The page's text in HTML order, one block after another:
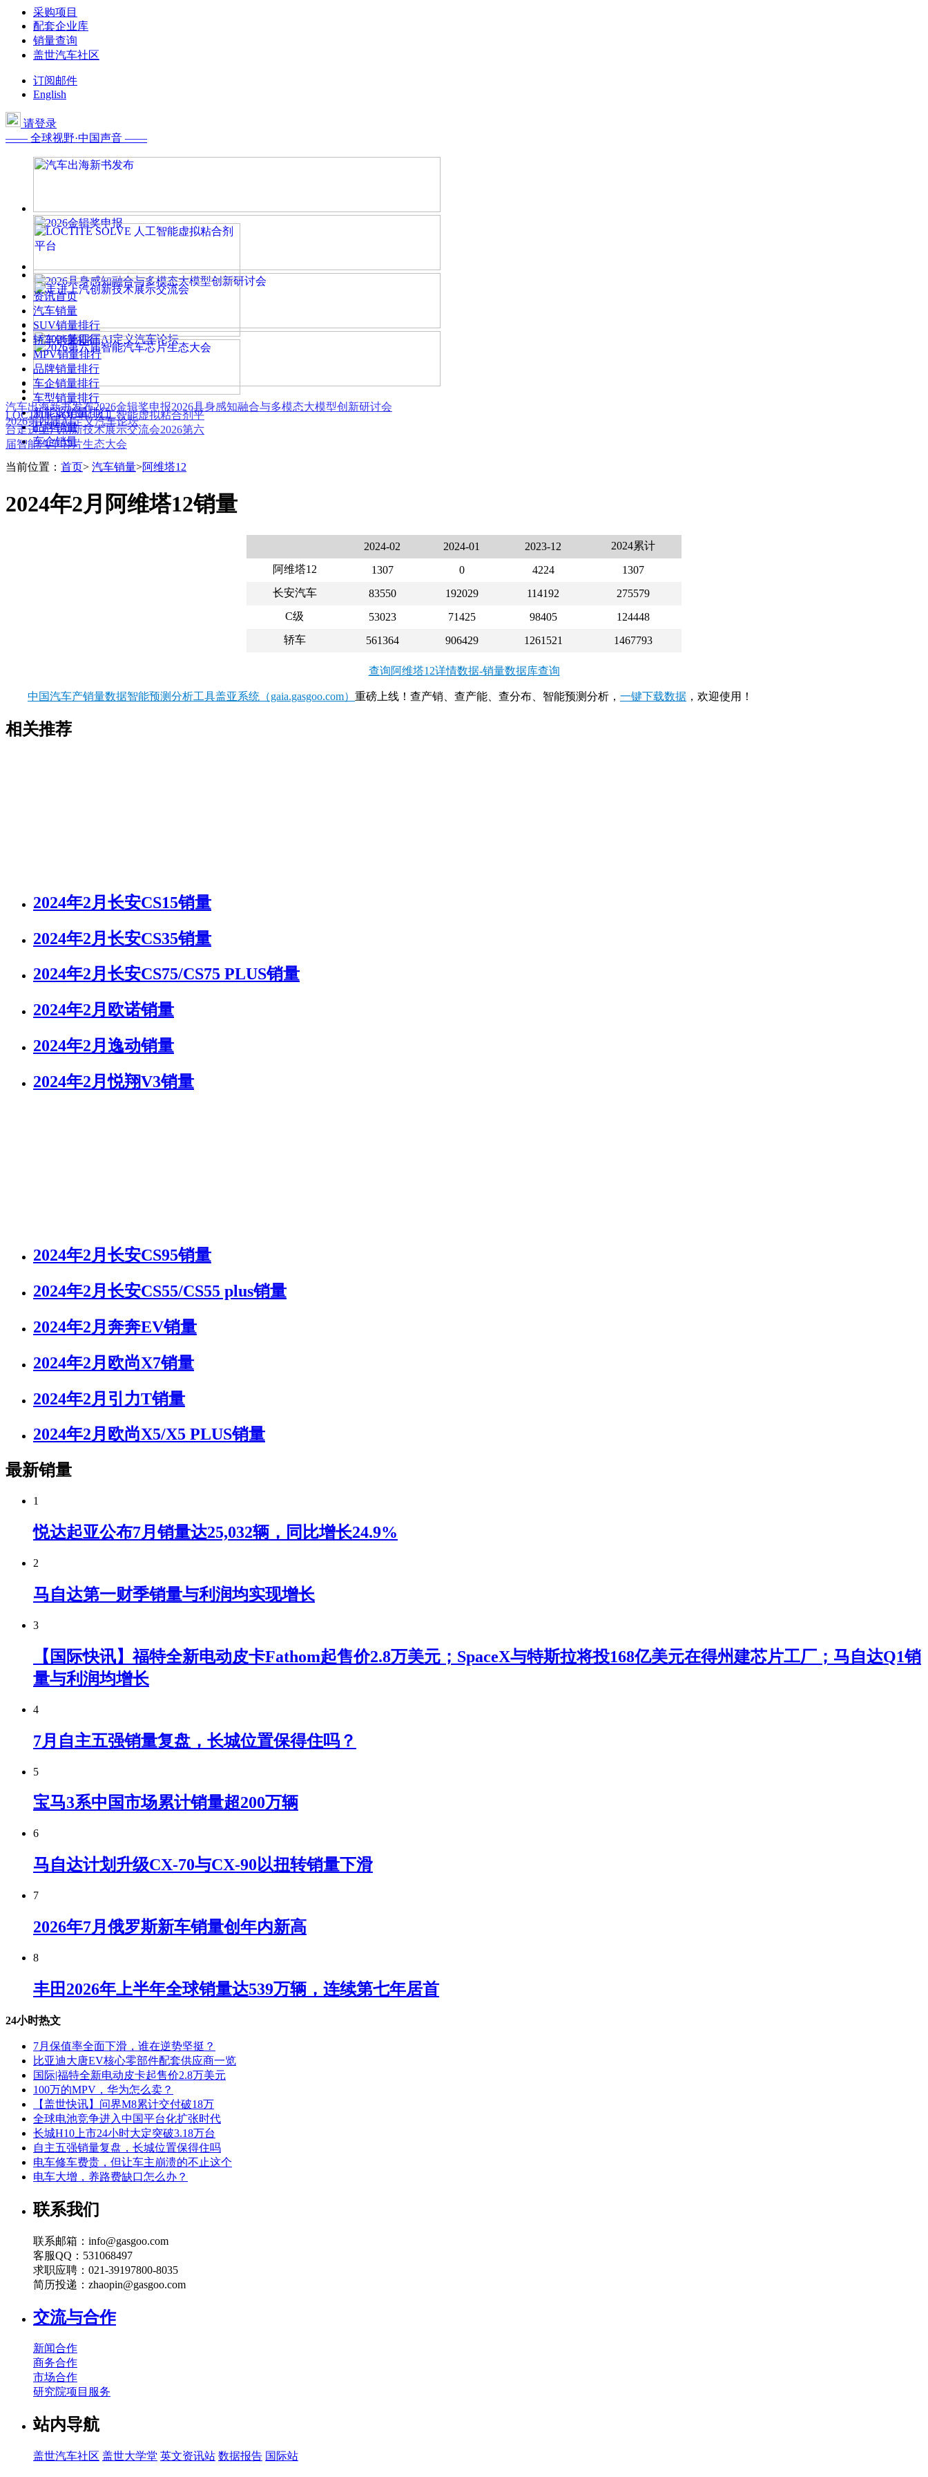
采购项目
配套企业库
销量查询
盖世汽车社区
订阅邮件
English
请登录
—— 全球视野·中国声音 ——
汽车出海新书发布2026金辑奖申报2026具身感知融合与多模态大模型创新研讨会
2026第四届AI定义汽车论坛
LOCTITE SOLVE 人工智能虚拟粘合剂平
台走进上汽创新技术展示交流会2026第六
届智能汽车芯片生态大会
资讯首页
汽车销量
SUV销量排行
轿车销量排行
MPV销量排行
品牌销量排行
车企销量排行
车型销量排行
新能源销量排行
品牌销量
车企销量
当前位置： 首页> 汽车销量>阿维塔12
2024年2月阿维塔12销量
2024-02 2024-01 2023-12
2024累计
阿维塔12
1307 0 4224
1307
长安汽车
83550 192029 114192
275579
C级
53023 71425 98405
124448
轿车
561364 906429 1261521 1467793
查询阿维塔12详情数据-销量数据库查询
中国汽车产销量数据智能预测分析工具盖亚系统（gaia.gasgoo.com） 重磅上线！查产销、查产能、查分布、智能预测分析， 一键下载数据 ，欢迎使用！
相关推荐
2024年2月长安CS15销量
2024年2月长安CS35销量
2024年2月长安CS75/CS75 PLUS销量
2024年2月欧诺销量
2024年2月逸动销量
2024年2月悦翔V3销量
2024年2月长安CS95销量
2024年2月长安CS55/CS55 plus销量
2024年2月奔奔EV销量
2024年2月欧尚X7销量
2024年2月引力T销量
2024年2月欧尚X5/X5 PLUS销量
最新销量
1
悦达起亚公布7月销量达25,032辆，同比增长24.9%
2
马自达第一财季销量与利润均实现增长
3
【国际快讯】福特全新电动皮卡Fathom起售价2.8万美元；SpaceX与特斯拉将投168亿美元在得州建芯片工厂；马自达Q1销
量与利润均增长
4
7月自主五强销量复盘，长城位置保得住吗？
5
宝马3系中国市场累计销量超200万辆
6
马自达计划升级CX-70与CX-90以扭转销量下滑
7
2026年7月俄罗斯新车销量创年内新高
8
丰田2026年上半年全球销量达539万辆，连续第七年居首
24小时热文
7月保值率全面下滑，谁在逆势坚挺？
比亚迪大唐EV核心零部件配套供应商一览
国际|福特全新电动皮卡起售价2.8万美元
100万的MPV，华为怎么卖？
【盖世快讯】问界M8累计交付破18万
全球电池竞争进入中国平台化扩张时代
长城H10上市24小时大定突破3.18万台
自主五强销量复盘，长城位置保得住吗
电车修车费贵，但让车主崩溃的不止这个
电车大增，养路费缺口怎么办？
联系我们
联系邮箱：info@gasgoo.com
客服QQ：531068497
求职应聘：021-39197800-8035
简历投递：zhaopin@gasgoo.com
交流与合作
新闻合作
商务合作
市场合作
研究院项目服务
站内导航
盖世汽车社区 盖世大学堂 英文资讯站 数据报告 国际站